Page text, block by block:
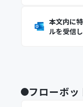
本文内に
ルを受信
フローボ